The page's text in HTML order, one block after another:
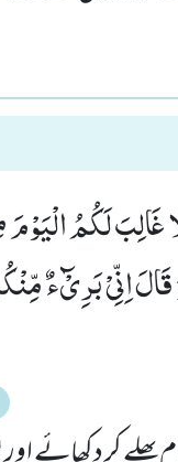
غَالِبَ لَكُمُ
اِنِّیْ بَرِیْٓءٌ